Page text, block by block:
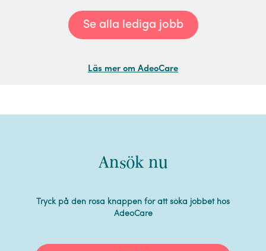
Se alla lediga jobb
Läs mer om AdeoCare
Ansök nu
Tryck på den rosa knappen för att söka jobbet hos
AdeoCare